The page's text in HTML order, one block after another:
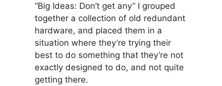
“Big Ideas: Don’t get any” I grouped
together a collection of old redundant
hardware, and placed them in a
situation where they’re trying their
best to do something that they’re not
exactly designed to do, and not quite
getting there.